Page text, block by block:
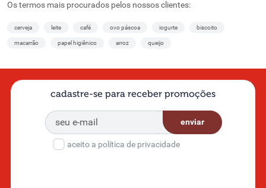
Os termos mais procurados pelos nossos clientes:
cerveja leite café ovo páscoa iogurte biscoito
macarrão papel higiênico arroz queijo
cadastre-se para receber promoções
enviar
aceito a política de privacidade